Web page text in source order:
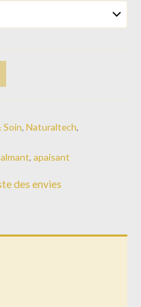
Soin, Naturaltech,
, apaisant
des envies